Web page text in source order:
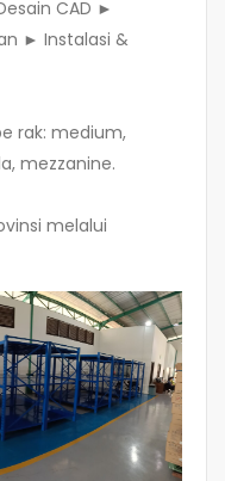
CAD ►
► Instalasi &
rak: medium,
mezzanine.
melalui